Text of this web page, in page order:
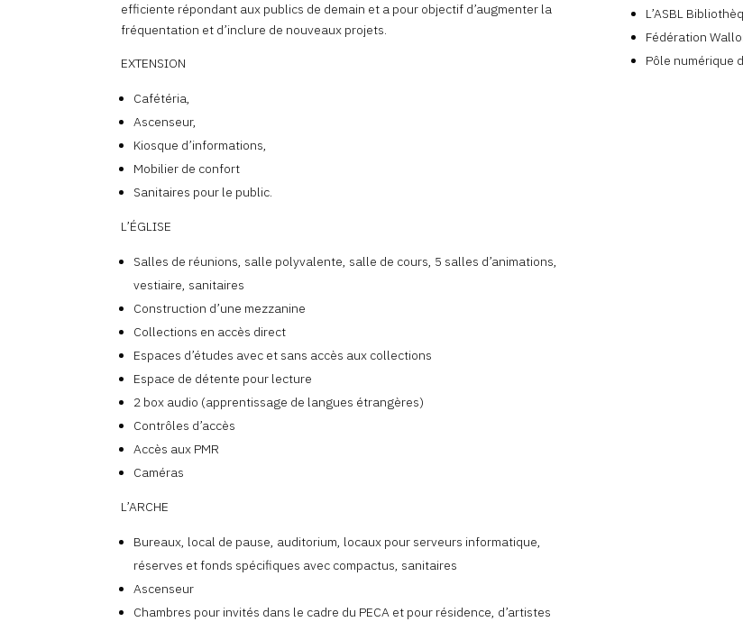
efficiente répondant aux publics de demain et a pour objectif d’augmenter la
fréquentation et d’inclure de nouveaux projets.
EXTENSION
Cafétéria,
Ascenseur,
Kiosque d’informations,
Mobilier de confort
Sanitaires pour le public.
L’ÉGLISE
Salles de réunions, salle polyvalente, salle de cours, 5 salles d’animations,
vestiaire, sanitaires
Construction d’une mezzanine
Collections en accès direct
Espaces d’études avec et sans accès aux collections
Espace de détente pour lecture
2 box audio (apprentissage de langues étrangères)
Contrôles d’accès
Accès aux PMR
Caméras
L’ARCHE
Bureaux, local de pause, auditorium, locaux pour serveurs informatique,
réserves et fonds spécifiques avec compactus, sanitaires
Ascenseur
Chambres pour invités dans le cadre du PECA et pour résidence, d’artistes
L’ASBL
Fédération
Pôle numérique